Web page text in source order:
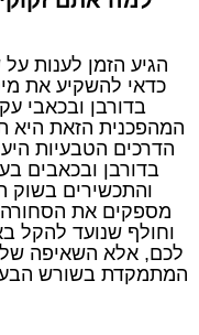
הגיע הזמן לענות
כדאי להשקיע את
בדורבן ובכאבי
המהפכנית הזאת היא
הדרכים הטבעיות
בדורבן ובכאבים
והתכשירים בשוק
מספקים את הסחורה
וחולף שנועד להקל
לכם, אלא השאיפה
המתמקדת בשורש